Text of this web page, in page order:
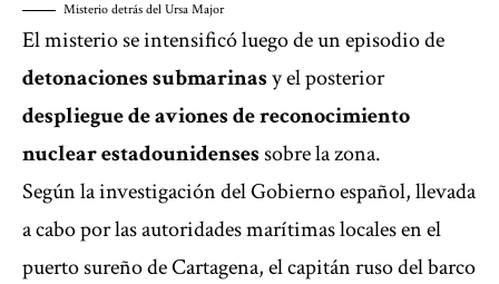
Misterio detrás del Ursa Major
El misterio se intensificó luego de un episodio de
detonaciones submarinasy el posterior
despliegue de aviones de reconocimiento
nuclear estadounidensessobre la zona.
Según la investigación del Gobierno español, llevada
a cabo por las autoridades marítimas locales en el
puerto sureño de Cartagena, el capitán ruso del barco